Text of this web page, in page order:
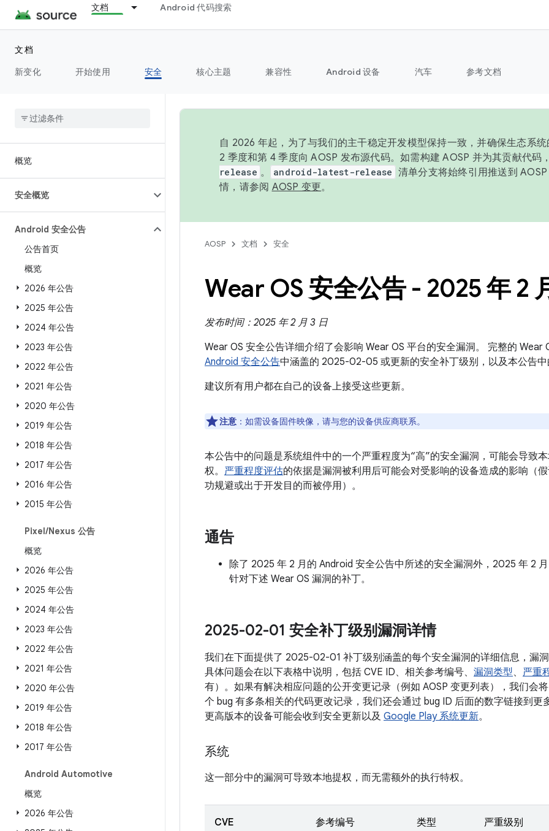
文档 Android 代码搜索
文档
新变化
开始使用 安全 核心主题 兼容性 Android 设备 汽车 参考文档
概览
安全概览
Android 安全公告
公告首页
概览
2026 年公告
2025 年公告
2024 年公告
2023 年公告
2022 年公告
2021 年公告
2020 年公告
2019 年公告
2018 年公告
2017 年公告
2016 年公告
2015 年公告
Pixel/Nexus 公告
概览
2026 年公告
2025 年公告
2024 年公告
2023 年公告
2022 年公告
2021 年公告
2020 年公告
2019 年公告
2018 年公告
2017 年公告
Android Automotive
概览
2026 年公告
自 2026 年起，为了与我们的主干稳定开发模型保持一致，并确保生态系
2 季度和第 4 季度向 AOSP 发布源代码。如需构建 AOSP 并为其贡献代码
release 。 android-latest-release 清单分支将始终引用推送到
情，请参阅 AOSP 变更。
AOSP 文档 安全
Wear OS 安全公告 - 2025 年 2
发布时间：2025 年 2 月 3 日
Wear OS 安全公告详细介绍了会影响 Wear OS 平台的安全漏洞。 完整的 Wear
Android 安全公告中涵盖的 2025-02-05 或更新的安全补丁级别，以及本公告
建议所有用户都在自己的设备上接受这些更新。
注意 ：如需设备固件映像，请与您的设备供应商联系。
本公告中的问题是系统组件中的一个严重程度为“高”的安全漏洞，可能会导致
权。 严重程度评估的依据是漏洞被利用后可能会对受影响的设备造成的影响（
功规避或出于开发目的而被停用）。
通告
除了 2025 年 2 月的 Android 安全公告中所述的安全漏洞外，2025 年 2
针对下述 Wear OS 漏洞的补丁。
2025-02-01 安全补丁级别漏洞详情
我们在下面提供了 2025-02-01 补丁级别涵盖的每个安全漏洞的详细信息，漏
具体问题会在以下表格中说明，包括 CVE ID、相关参考编号、 漏洞类型、 严重
有）。如果有解决相应问题的公开变更记录（例如 AOSP 变更列表），我们会
个 bug 有多条相关的代码更改记录，我们还会通过 bug ID 后面的数字链接到更
更高版本的设备可能会收到安全更新以及 Google Play 系统更新。
系统
这一部分中的漏洞可导致本地提权，而无需额外的执行特权。
CVE 参考编号 类型 严重级别